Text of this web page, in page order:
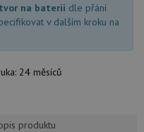
na baterii dle přání
v dalším kroku na
24 měsíců
produktu